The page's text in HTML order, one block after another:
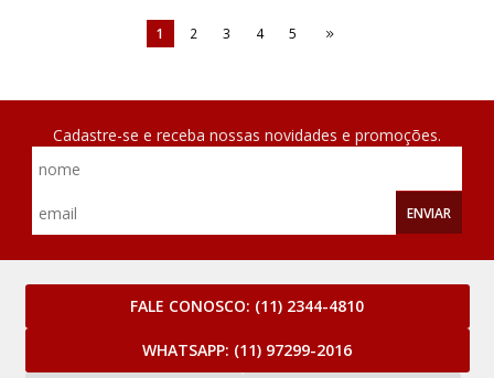
1 2 3 4 5
Cadastre-se e receba nossas novidades e promoções.
ENVIAR
FALE CONOSCO: (11) 2344-4810
WHATSAPP: (11) 97299-2016